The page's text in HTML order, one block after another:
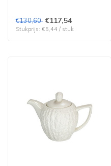
€130,60 €117,54
Stukprijs: €5,44 / stuk